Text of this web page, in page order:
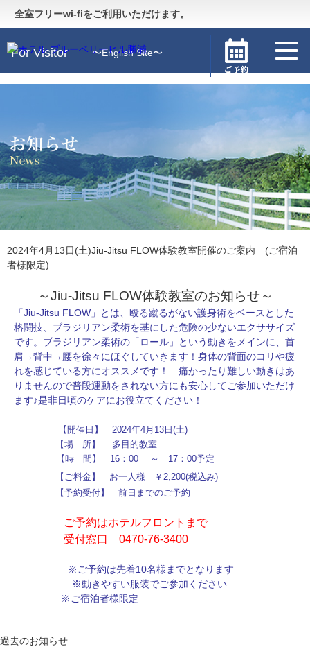
全室フリーwi-fiをご利用いただけます。
Guide 〜施設のご案内〜
For Visitor 〜English Site〜
2024年4月13日(土)Jiu-Jitsu FLOW体験教室開催のご案内 (ご宿泊
者様限定)
～Jiu-Jitsu FLOW体験教室のお知らせ～
「Jiu-Jitsu FLOW」とは、殴る蹴るがない護身術をベースとした
格闘技、ブラジリアン柔術を基にした危険の少ないエクササイズ
です。ブラジリアン柔術の「ロール」という動きをメインに、首
肩→背中→腰を徐々にほぐしていきます！身体の背面のコリや疲
れを感じている方にオススメです！ 痛かったり難しい動きはあ
りませんので普段運動をされない方にも安心してご参加いただけ
ます♪是非日頃のケアにお役立てください！
【開催日】 2024年4月13日(土)
【場 所】 多目的教室
【 時 間 】 16：00
～ 17：00予定
【ご料金】 お一人様 ￥2,200(税込み)
【予約受付】 前日までのご予約
ご予約はホテルフロントまで
受付窓口 0470-76-3400
※ご予約は先着10名様までとなります
※動きやすい服装でご参加ください
※ご宿泊者様限定
過去のお知らせ